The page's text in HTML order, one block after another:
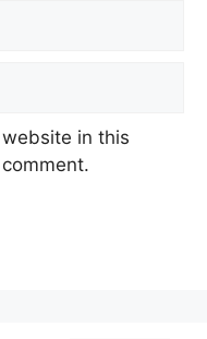
in this